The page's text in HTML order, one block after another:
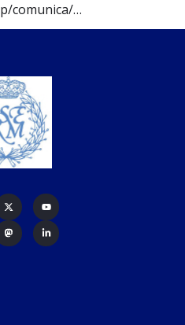
comunica/…